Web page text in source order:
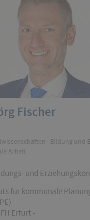
Fischer
| Bildung und
Arbeit
und
für kommunale
Erfurt -